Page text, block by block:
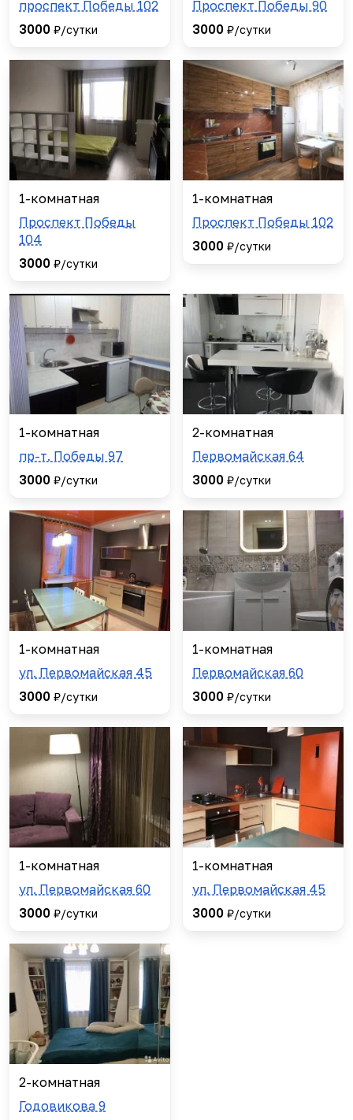
проспект Победы 102
3000 ₽/сутки
Проспект Победы 90
3000 ₽/сутки
1-комнатная
Проспект Победы
104
3000 ₽/сутки
1-комнатная
Проспект Победы 102
3000 ₽/сутки
1-комнатная
пр-т. Победы 97
3000 ₽/сутки
2-комнатная
Первомайская 64
3000 ₽/сутки
1-комнатная
ул. Первомайская 45
3000 ₽/сутки
1-комнатная
Первомайская 60
3000 ₽/сутки
1-комнатная
ул. Первомайская 60
3000 ₽/сутки
1-комнатная
ул. Первомайская 45
3000 ₽/сутки
2-комнатная
Годовикова 9